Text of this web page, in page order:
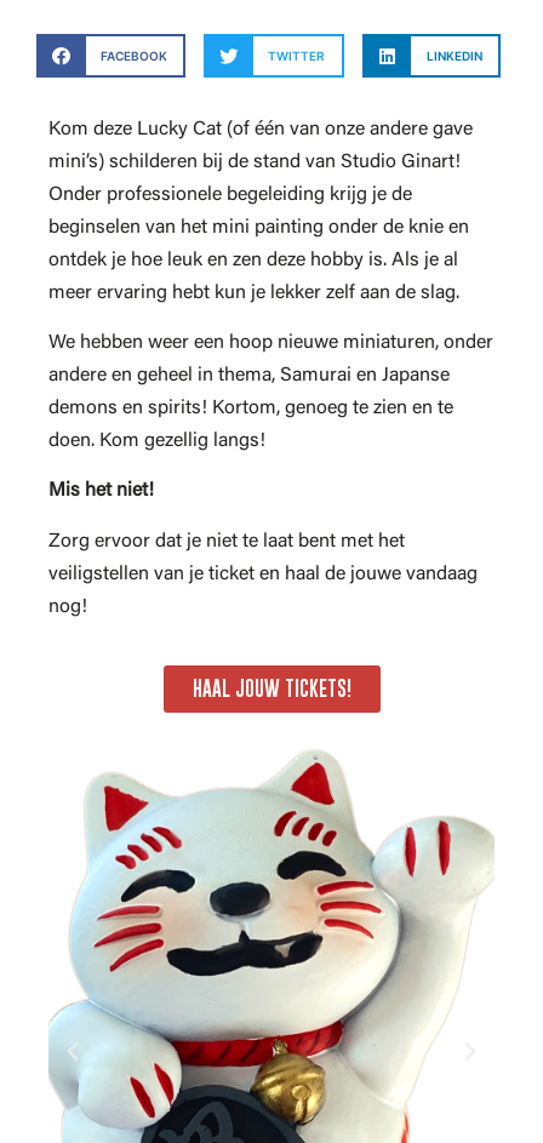
FACEBOOK TWITTER LINKEDIN
Kom deze Lucky Cat (of één van onze andere gave
mini’s) schilderen bij de stand van Studio Ginart!
Onder professionele begeleiding krijg je de
beginselen van het mini painting onder de knie en
ontdek je hoe leuk en zen deze hobby is. Als je al
meer ervaring hebt kun je lekker zelf aan de slag.
We hebben weer een hoop nieuwe miniaturen, onder
andere en geheel in thema, Samurai en Japanse
demons en spirits! Kortom, genoeg te zien en te
doen. Kom gezellig langs!
Mis het niet!
Zorg ervoor dat je niet te laat bent met het
veiligstellen van je ticket en haal de jouwe vandaag
nog!
HAAL JOUW TICKETS!